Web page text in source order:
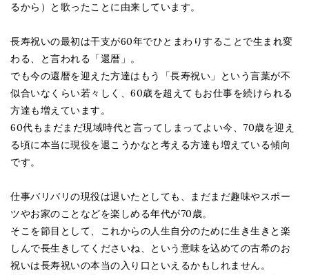
るから）と歌ったことに由来しています。
長寿祝いの最初は干支が60年でひとまわりすることで生まれ変
わる、と言われる「還暦」。
でも今の還暦を迎えた方達はもう「長寿祝い」という言葉が不
似合いなくらい若々しく、60歳を超えてもお仕事を続けられる
方達も増えています。
60代もまだまだ現域時代と言ってしまってよい今、70歳を迎え
る頃に本当に現役を退こうかなと考える方達も増えている傾向
です。
仕事バリバリの現役は退いたとしても、まだまだ趣味やスポー
ツやお家のことなどを楽しめる年代が70歳。
そこを節目として、これからの人生自分のために生き生きと楽
しんで長生きしてくださいね、という意味を込めての古希のお
祝いは長寿祝いの本当の入り口といえるかもしれません。